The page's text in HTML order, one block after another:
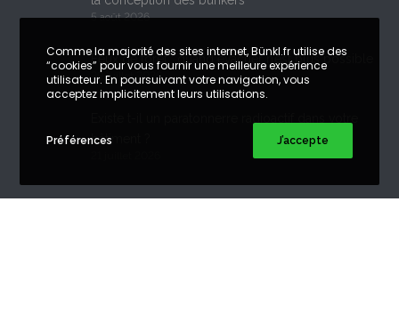
5 août 2026
Feux de forêt : quand évacuer n’est plus possible
29 juillet 2026
bâtiment ?
Comme la majorité des sites internet, Bünkl.fr utilise des
“cookies” pour vous fournir une meilleure expérience
utilisateur. En poursuivant votre navigation, vous
acceptez implicitement leurs utilisations.
Préférences J’accepte